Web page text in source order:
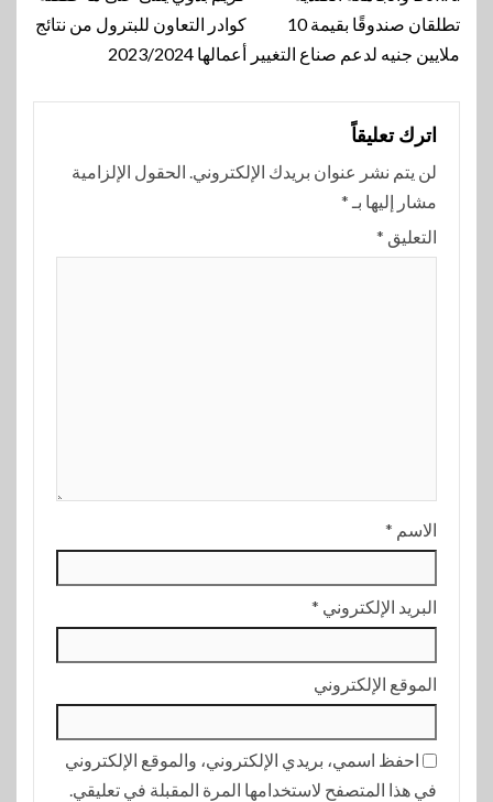
كوادر التعاون للبترول من نتائج
أعمالها 2023/2024
تطلقان صندوقًا بقيمة 10
ملايين جنيه لدعم صناع التغيير
اترك تعليقاً
لن يتم نشر عنوان بريدك الإلكتروني. الحقول الإلزامية
مشار إليها بـ *
التعليق *
الاسم *
البريد الإلكتروني *
الموقع الإلكتروني
احفظ اسمي، بريدي الإلكتروني، والموقع الإلكتروني
في هذا المتصفح لاستخدامها المرة المقبلة في تعليقي.